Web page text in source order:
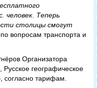
человек. Теперь
столицы смогут
вопросам транспорта и
Организатора
географическое
согласно тарифам.